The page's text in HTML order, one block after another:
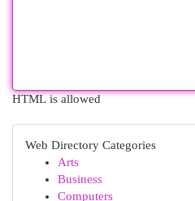
HTML is allowed
Web Directory Categories
Arts
Business
Computers